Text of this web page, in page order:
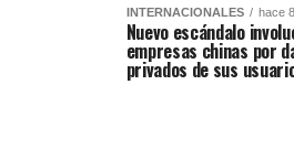
INTERNACIONALES hace
Nuevo escándalo
empresas chinas por
privados de sus